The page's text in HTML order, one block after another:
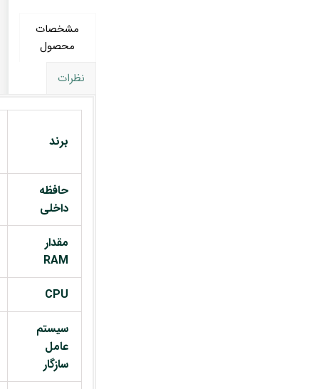
مشخصات
محصول
نظرات
برند
حافظه
داخلی
مقدار
RAM
CPU
سیستم
عامل
سازگار